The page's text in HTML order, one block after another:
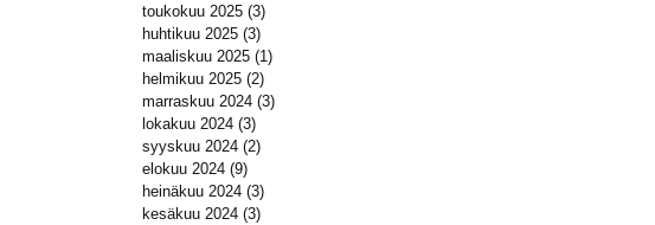
toukokuu 2025 (3)
huhtikuu 2025 (3)
maaliskuu 2025 (1)
helmikuu 2025 (2)
marraskuu 2024 (3)
lokakuu 2024 (3)
syyskuu 2024 (2)
elokuu 2024 (9)
heinäkuu 2024 (3)
kesäkuu 2024 (3)